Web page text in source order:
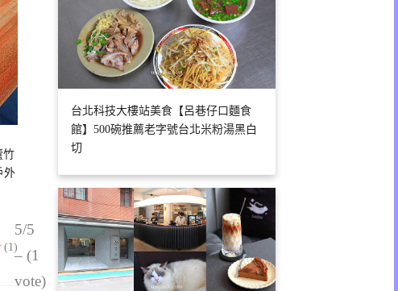
竹
外
5/5
– (1
vote)
(1)
台北科技大樓站美食【呂巷仔口麵食
館】500碗推薦老字號台北米粉湯黑白
切